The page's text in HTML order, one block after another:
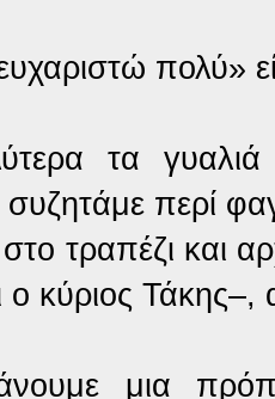
πολύ»
τα
συζητάμε περί
τραπέζι και
ο κύριος
μια